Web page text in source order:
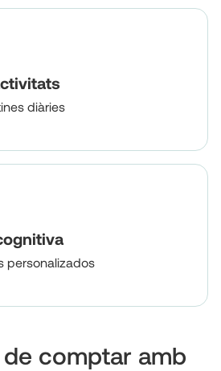
diàries
personalizados
comptar amb